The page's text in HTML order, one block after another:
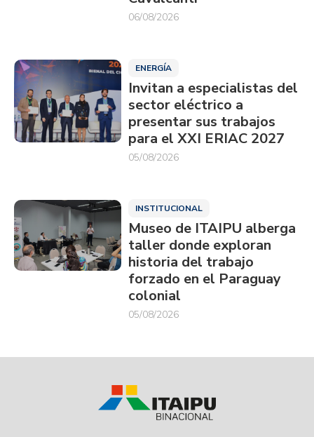
06/08/2026
ENERGÍA
Invitan a especialistas del
sector eléctrico a
presentar sus trabajos
para el XXI ERIAC 2027
05/08/2026
INSTITUCIONAL
Museo de ITAIPU alberga
taller donde exploran
historia del trabajo
forzado en el Paraguay
colonial
05/08/2026